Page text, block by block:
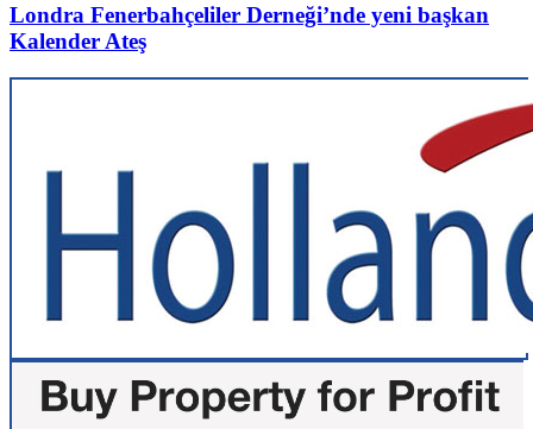
Londra Fenerbahçeliler Derneği’nde yeni başkan
Kalender Ateş